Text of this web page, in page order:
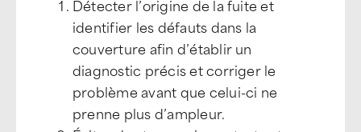
Détecter l’origine de la fuite et
identifier les défauts dans la
couverture afin d’établir un
diagnostic précis et corriger le
problème avant que celui-ci ne
prenne plus d’ampleur.